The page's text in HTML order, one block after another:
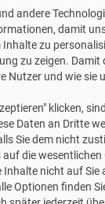
Zahlung
Jahre
Bilder und das
nicht ohne
andere
damit
zu
zu zeigen.
Nutzer und wie sie
klicken,
Daten an Dritte
Sie dem nicht
die wesentlichen
Inhalte nicht auf Sie
Optionen finden